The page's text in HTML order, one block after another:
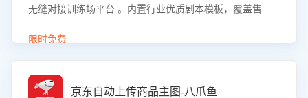
无缝对接训练场平台 。内置行业优质剧本模板，覆盖售前
初始化时间，助力企业快速启动智能客服训练
限时免费
京东自动上传商品主图-八爪鱼